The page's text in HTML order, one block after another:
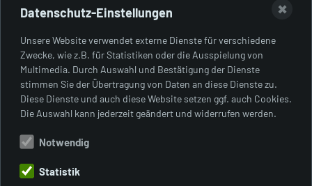
einem kleinen Ausflug nach
Feierabend. Legen Sie los zur
Galopprennbahn, ins Mühltal oder
nach Nymphenburg. Mit Tipps für
einen entspannten Ausklang.
Mehr über das Buch
Datenschutz-Einstellungen
Unsere Website verwendet externe Dienste für verschiedene
Zwecke, wie z.B. für Statistiken oder die Ausspielung von
Multimedia. Durch Auswahl und Bestätigung der Dienste
stimmen Sie der Übertragung von Daten an diese Dienste zu.
Diese Dienste und auch diese Website setzen ggf. auch Cookies.
Die Auswahl kann jederzeit geändert und widerrufen werden.
Notwendig
Statistik
✖